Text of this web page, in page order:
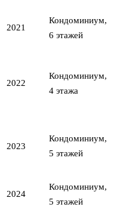
2021
Кондоминиум,
6 этажей
2022
Кондоминиум,
4 этажа
2023
Кондоминиум,
5 этажей
2024
Кондоминиум,
5 этажей